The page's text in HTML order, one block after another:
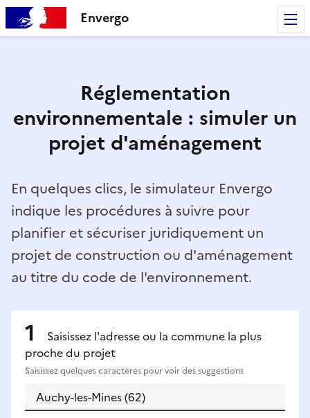
Envergo
Réglementation
environnementale : simuler un
projet d'aménagement
En quelques clics, le simulateur Envergo
indique les procédures à suivre pour
planifier et sécuriser juridiquement un
projet de construction ou d'aménagement
au titre du code de l'environnement.
Saisissez l'adresse ou la commune la plus
proche du projet
Saisissez quelques caractères pour voir des suggestions